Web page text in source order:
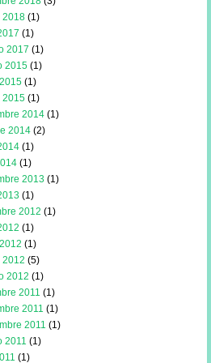
2018 (1)
(1)
2017 (1)
2015 (1)
(1)
2015 (1)
2014 (1)
2014 (2)
(1)
(1)
2013 (1)
(1)
2012 (1)
(1)
(1)
2012 (5)
2012 (1)
2011 (1)
2011 (1)
2011 (1)
2011 (1)
(1)